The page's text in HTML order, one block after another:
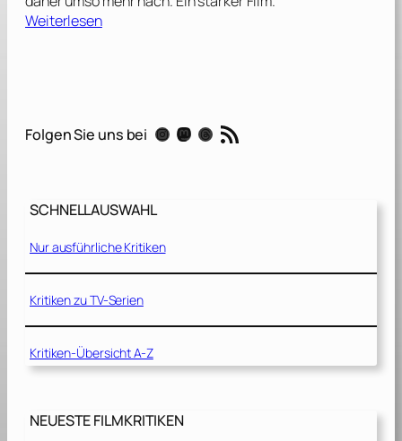
Weiterlesen:
h
z
m
m
e
2
0
3
Folgen Sie uns bei Instagram Mastodon Threads RSS-Feed
SCHNELLAUSWAHL
Nur ausführliche Kritiken
Kritiken zu TV-Serien
Kritiken-Übersicht A-Z
NEUESTE FILMKRITIKEN